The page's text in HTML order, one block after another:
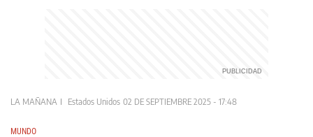
LA MAÑANA Estados Unidos 02 DE SEPTIEMBRE 2025 - 17:48
MUNDO